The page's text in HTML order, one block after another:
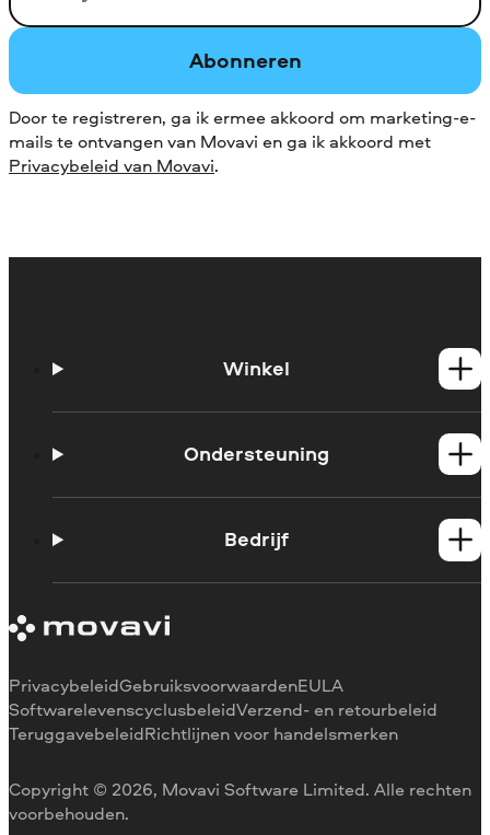
Abonneren
Door te registreren, ga ik ermee akkoord om marketing-e-
mails te ontvangen van Movavi en ga ik akkoord met
Privacybeleid van Movavi.
Winkel
Mac-productenOndersteuning
Support contacteren
Abonnement annuleren
Bedrijf
Ervaringen
Waarom voor ons kiezen
Voor het werk
Copyright © 2026, Movavi Software Limited. Alle rechten
voorbehouden.
PrivacybeleidGebruiksvoorwaardenEULA
SoftwarelevenscyclusbeleidVerzend- en retourbeleid
TeruggavebeleidRichtlijnen voor handelsmerken